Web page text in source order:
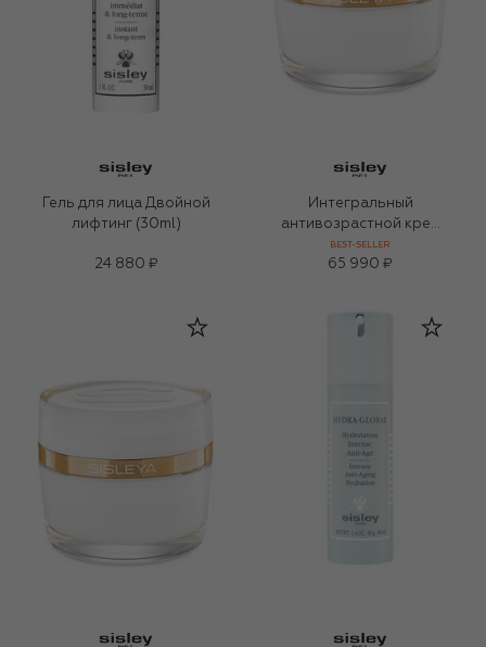
Гель для лица Двойной
лифтинг (30ml)
24 880 ₽
Интегральный
антивозрастной крем
Sisleya для сухой кожи
(50ml)
BEST-SELLER
65 990 ₽